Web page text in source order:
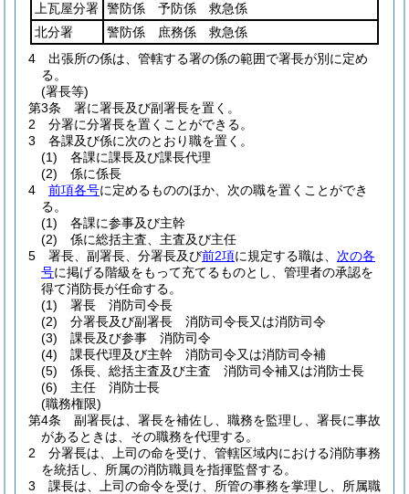
上瓦屋分署 警防係 予防係 救急係
北分署
警防係 庶務係 救急係
4
出張所の係は、管轄する署の係の範囲で署長が別に定め
る。
(署長等)
第3条
署に署長及び副署長を置く。
2
分署に分署長を置くことができる。
3
各課及び係に次のとおり職を置く。
(1)
各課に課長及び課長代理
(2)
係に係長
4
前項各号に定めるもののほか、次の職を置くことができ
る。
(1)
各課に参事及び主幹
(2)
係に総括主査、主査及び主任
5
署長、副署長、分署長及び前2項に規定する職は、 次の各
号に掲げる階級をもって充てるものとし、管理者の承認を
得て消防長が任命する。
(1)
署長 消防司令長
(2)
分署長及び副署長 消防司令長又は消防司令
(3)
課長及び参事 消防司令
(4)
課長代理及び主幹 消防司令又は消防司令補
(5)
係長、総括主査及び主査 消防司令補又は消防士長
(6)
主任 消防士長
(職務権限)
第4条
副署長は、署長を補佐し、職務を監理し、署長に事故
があるときは、その職務を代理する。
2
分署長は、上司の命を受け、管轄区域内における消防事務
を統括し、所属の消防職員を指揮監督する。
3
課長は、上司の命令を受け、所管の事務を掌理し、所属職